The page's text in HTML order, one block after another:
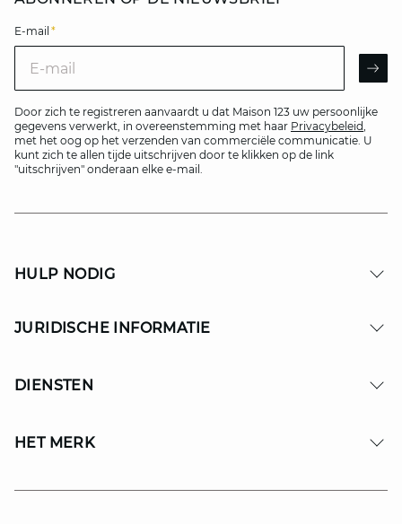
E-mail *
Door zich te registreren aanvaardt u dat Maison 123 uw persoonlijke
gegevens verwerkt, in overeenstemming met haar Privacybeleid,
met het oog op het verzenden van commerciële communicatie. U
kunt zich te allen tijde uitschrijven door te klikken op de link
"uitschrijven" onderaan elke e-mail.
HULP NODIG
JURIDISCHE INFORMATIE
DIENSTEN
HET MERK